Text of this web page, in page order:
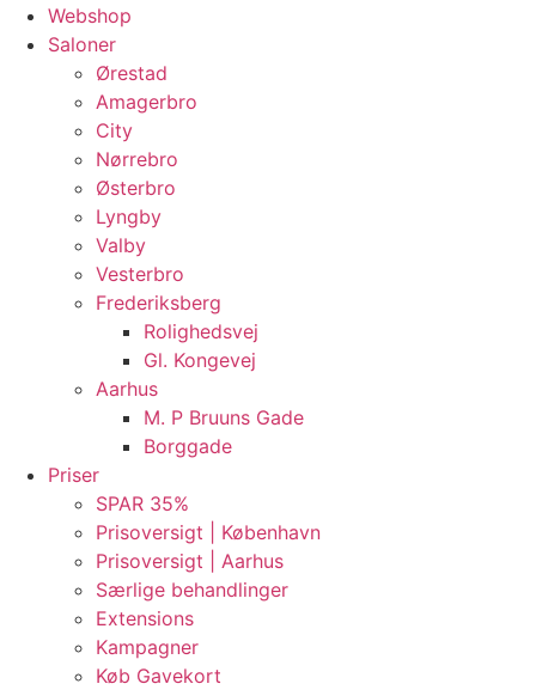
Webshop
Saloner
Ørestad
Amagerbro
City
Nørrebro
Østerbro
Lyngby
Valby
Vesterbro
Frederiksberg
Rolighedsvej
Gl. Kongevej
Aarhus
M. P Bruuns Gade
Borggade
Priser
SPAR 35%
Prisoversigt | København
Prisoversigt | Aarhus
Særlige behandlinger
Extensions
Kampagner
Køb Gavekort